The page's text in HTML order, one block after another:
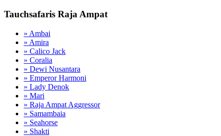
Tauchsafaris Raja Ampat
» Ambai
» Amira
» Calico Jack
» Coralia
» Dewi Nusantara
» Emperor Harmoni
» Lady Denok
» Mari
» Raja Ampat Aggressor
» Samambaia
» Seahorse
» Shakti